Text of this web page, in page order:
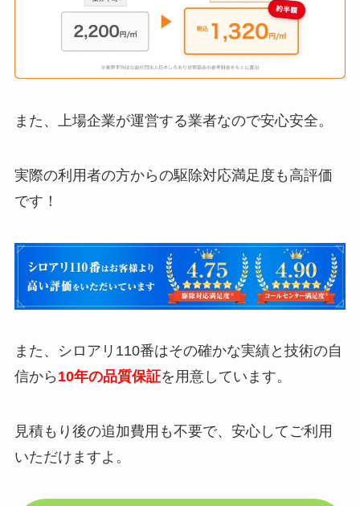
また、上場企業が運営する業者なので安心安全。
実際の利用者の方からの駆除対応満足度も高評価
です！
また、シロアリ110番はその確かな実績と技術の自
信から 10年の品質保証を用意しています。
見積もり後の追加費用も不要で、安心してご利用
いただけますよ。